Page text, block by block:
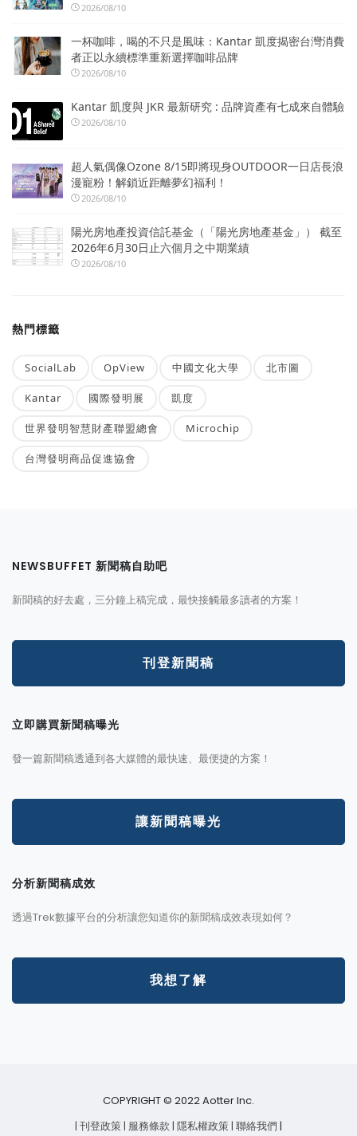
2026/08/10
一杯咖啡，喝的不只是風味：Kantar 凱度揭密台灣消費
者正以永續標準重新選擇咖啡品牌
2026/08/10
Kantar 凱度與 JKR 最新研究 : 品牌資產有七成來自體驗
2026/08/10
超人氣偶像Ozone 8/15即將現身OUTDOOR一日店長浪
漫寵粉！解鎖近距離夢幻福利！
2026/08/10
陽光房地產投資信託基金（「陽光房地產基金」） 截至
2026年6月30日止六個月之中期業績
2026/08/10
熱門標籤
SocialLab OpView 中國文化大學 北市圖
Kantar 國際發明展 凱度
世界發明智慧財產聯盟總會 Microchip
台灣發明商品促進協會
NEWSBUFFET 新聞稿自助吧
新聞稿的好去處，三分鐘上稿完成，最快接觸最多讀者的方案！
刊登新聞稿
立即購買新聞稿曝光
發一篇新聞稿透通到各大媒體的最快速、最便捷的方案！
讓新聞稿曝光
分析新聞稿成效
透過Trek數據平台的分析讓您知道你的新聞稿成效表現如何？
我想了解
COPYRIGHT © 2022 Aotter Inc.
| 刊登政策| 服務條款| 隱私權政策| 聯絡我們 |